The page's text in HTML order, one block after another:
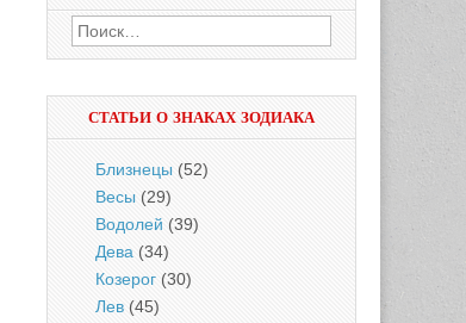
Найти:
СТАТЬИ О ЗНАКАХ ЗОДИАКА
Близнецы (52)
Весы (29)
Водолей (39)
Дева (34)
Козерог (30)
Лев (45)